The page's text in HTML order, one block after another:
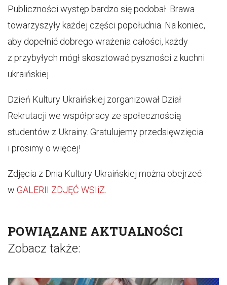
Publiczności występ bardzo się podobał. Brawa
towarzyszyły każdej części popołudnia. Na koniec,
aby dopełnić dobrego wrażenia całości, każdy
z przybyłych mógł skosztować pyszności z kuchni
ukraińskiej.
Dzień Kultury Ukraińskiej zorganizował Dział
Rekrutacji we współpracy ze społecznością
studentów z Ukrainy. Gratulujemy przedsięwzięcia
i prosimy o więcej!
Zdjęcia z Dnia Kultury Ukraińskiej można obejrzeć
w GALERII ZDJĘĆ WSIiZ
POWIĄZANE AKTUALNOŚCI
Zobacz także: